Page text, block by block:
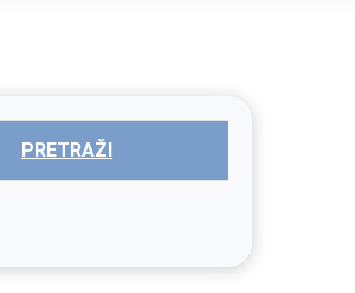
PRETRAŽI